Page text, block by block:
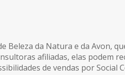
da Natura e da Avon,
afiliadas, elas podem
de vendas por Social